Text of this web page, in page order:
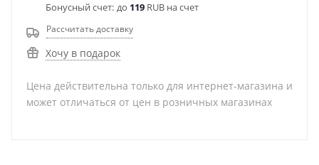
Бонусный счет: до 119 RUB на счет
Рассчитать доставку
Хочу в подарок
Цена действительна только для интернет-магазина и
может отличаться от цен в розничных магазинах